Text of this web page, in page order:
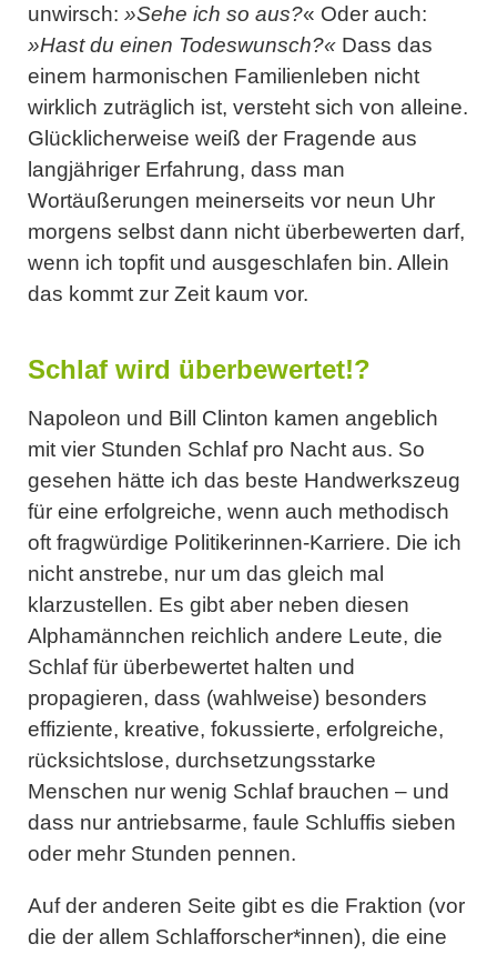
unwirsch: »Sehe ich so aus?« Oder auch:
»Hast du einen Todeswunsch?« Dass das
einem harmonischen Familienleben nicht
wirklich zuträglich ist, versteht sich von alleine.
Glücklicherweise weiß der Fragende aus
langjähriger Erfahrung, dass man
Wortäußerungen meinerseits vor neun Uhr
morgens selbst dann nicht überbewerten darf,
wenn ich topfit und ausgeschlafen bin. Allein
das kommt zur Zeit kaum vor.
Schlaf wird überbewertet!?
Napoleon und Bill Clinton kamen angeblich
mit vier Stunden Schlaf pro Nacht aus. So
gesehen hätte ich das beste Handwerkszeug
für eine erfolgreiche, wenn auch methodisch
oft fragwürdige Politikerinnen-Karriere. Die ich
nicht anstrebe, nur um das gleich mal
klarzustellen. Es gibt aber neben diesen
Alphamännchen reichlich andere Leute, die
Schlaf für überbewertet halten und
propagieren, dass (wahlweise) besonders
effiziente, kreative, fokussierte, erfolgreiche,
rücksichtslose, durchsetzungsstarke
Menschen nur wenig Schlaf brauchen – und
dass nur antriebsarme, faule Schluffis sieben
oder mehr Stunden pennen.
Auf der anderen Seite gibt es die Fraktion (vor
die der allem Schlafforscher*innen), die eine